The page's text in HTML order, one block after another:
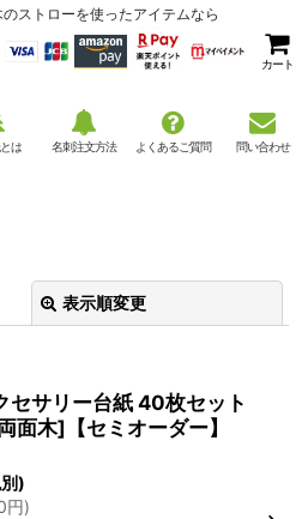
ストローを使ったアイテムなら
カート
は 名刺注文方法 よくあるご質問 問い合わせ
表示順変更
セサリー台紙 40枚セット
面木]【セミオーダー】
)
円)